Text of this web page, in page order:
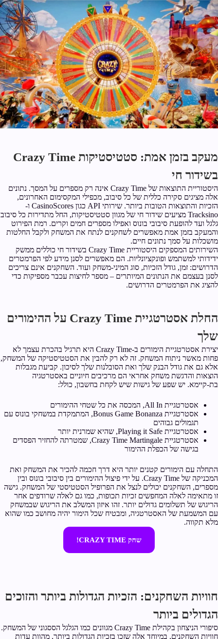
מעקב בזמן אמת: סטטיסטיקות Crazy Time
בשידור חי
היסטוריית התוצאות של Crazy Time אינה רק מספרים על המסך. נתונים
אלה מציגים סקירה כללית של כל סיבוב, מכפילי המקסימום האחרונים,
הזכיות והתוצאות הטובות ביותר. שירותי API כגון CasinoScores ו-
Tracksino מציעים שידור חי של מגוון סטטיסטיקות, החל מתדירות כל סיבוב
גלגל ועד להופעת סיבובי בונוס ואפילו מספרים חמים וקרים. רמת הפירוט
והמעקב בזמן אמת מאפשרים לשחקנים לנתח את המשחק ולקבל החלטות
מושכלות על סמך נתונים חיים.
השירותים המספקים היסטוריית Crazy Time בשידור חי כוללים ממשק
ידידותי למשתמש ופונקציונליות. הם מאפשרים לסנן מידע לפי הפרמטרים
הדרושים: זמן, גודל הזכיות, סוג המיני-משחק ועוד. השחקנים אינם צריכים
לסנן בעצמם את הנתונים המיותרים – מספר לחיצות עכבר מספיקות כדי
להציג את הפרמטרים הדרושים.
החלת אסטרטגיית Crazy Time על ההימורים
שלך
יצירת אסטרטגיית הימורים ב-Crazy Time היא תרגיל בהכרת עצמך לא
פחות מאשר ניתוח המשחק. זה לא רק להבין את הסטטיסטיקה של המשחק,
אלא גם את גודל הבנק שלך ואת הסובלנות שלך לסיכון. קביעת מגבלות
הוצאות והדגשת משחק אחראי הם מרכיבים חיוניים באסטרטגיה
בת-קיימא. יש שפע של גישות שיש לקחת בחשבון, כולל:
אסטרטגיית All In, המכסה את כל שטחי ההימורים
אסטרטגיית Bonus Game Bonanza, המתמקדת במשחקי בונוס עם
תגמולים גבוהים
אסטרטגיית Playing it Safe, שהיא שמרנית יותר
אסטרטגיית Crazy Time Martingale, שמטרתה להחזיר הפסדים
בגישה של הכפלת ההימור
התחלה עם הימורים קטנים יותר היא דרך חכמה להכיר את המשחק ואת
המכניקה של Crazy Time. על ידי פיצול ההימורים בין סיבובי בונוס ובין
מספרים, השחקנים יכולים לנצל את הפרופיל הסטטיסטי של המשחק. גישה
זו מתאימה לאלה המחפשים זכיות תכופות, כמו גם לאלה שרודפים אחר
הריגוש של תשלומים גדולים יותר. זהו איזון המשלב את הריגוש שבמשחק
עם המשמעת של האסטרטגיה, ומבטיח שכל הימור יהיה מחושב כמו שהוא
מלא תקווה.
שחק CRAZY TIME!
חוויות השחקנים: הזכיות הגדולות ביותר והזוכים
הגדולים ביותר
סיפורי הניצחון בקהילת Crazy Time מגוונים כמו הגלגל הססגוני של המשחק.
חוויות השחקנים, במיוחד אלה שזכו בזכיות הגדולות ביותר, מהוות עדות